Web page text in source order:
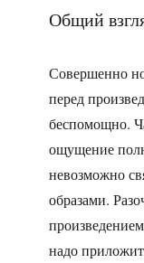
Общий
Совершенно
перед
беспомощно.
ощущение
невозможно
образами.
надо